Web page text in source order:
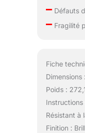
–Défauts
–Fragilité
Fiche
Dimensions
Poids :
Résistant à
Finition :